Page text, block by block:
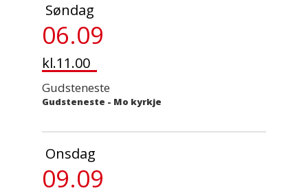
Søndag
06.09
kl.11.00
Gudsteneste
Gudsteneste - Mo kyrkje
Onsdag
09.09